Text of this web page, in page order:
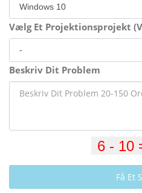
Vælg Et Projektionsprojekt
Beskriv Dit Problem
Få Et